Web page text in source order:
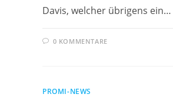
Davis, welcher übrigens ein…
0 KOMMENTARE
PROMI-NEWS